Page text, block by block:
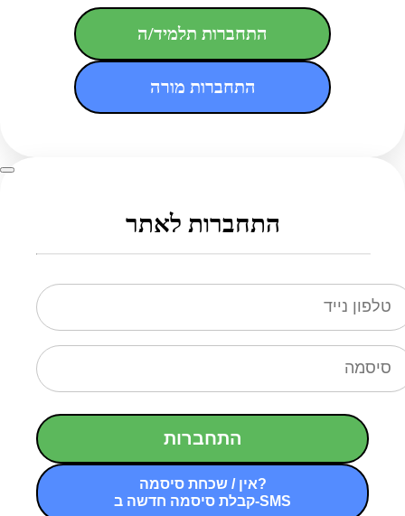
התחברות תלמיד/ה
התחברות מורה
התחברות לאתר
התחברות
אין / שכחת סיסמה?
קבלת סיסמה חדשה ב-SMS